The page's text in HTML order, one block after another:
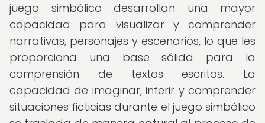
juego simbólico desarrollan una mayor
capacidad para visualizar y comprender
narrativas, personajes y escenarios, lo que les
proporciona una base sólida para la
comprensión de textos escritos. La
capacidad de imaginar, inferir y comprender
situaciones ficticias durante el juego simbólico